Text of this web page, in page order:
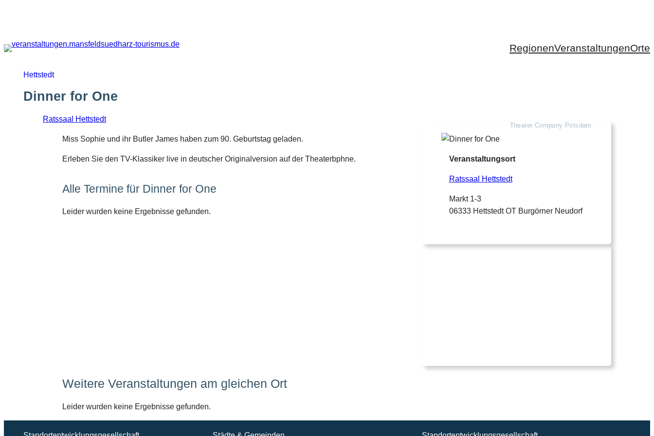
RegionenVeranstaltungenOrte
Hettstedt
Dinner for One
Ratssaal Hettstedt
Miss Sophie und ihr Butler James haben zum 90. Geburtstag geladen.
Erleben Sie den TV-Klassiker live in deutscher Originalversion auf der Theaterbphne.
Alle Termine für Dinner for One
Leider wurden keine Ergebnisse gefunden.
Theater Company Potsdam
Veranstaltungsort
Ratssaal Hettstedt
Markt 1-3
06333 Hettstedt OT Burgörner Neudorf
Weitere Veranstaltungen am gleichen Ort
Leider wurden keine Ergebnisse gefunden.